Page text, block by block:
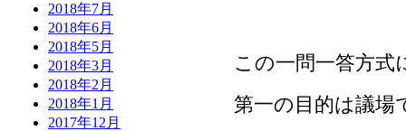
2018年7月
2018年6月
2018年5月
2018年3月
2018年2月
2018年1月
2017年12月
この一問一答方式
第一の目的は議場